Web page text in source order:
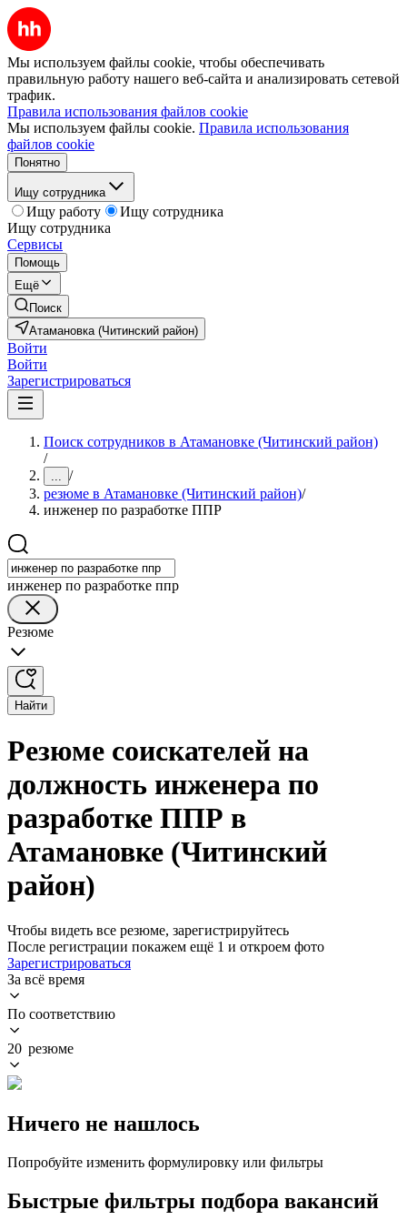
Мы используем файлы cookie, чтобы обеспечивать
правильную работу нашего веб-сайта и анализировать сетевой
трафик.
Правила использования файлов cookie
Мы используем файлы cookie. Правила использования
файлов cookie
Понятно
Ищу сотрудника
Ищу работу
Ищу сотрудника
Ищу сотрудника
Сервисы
Помощь
Ещё
Поиск
Атамановка (Читинский район)
Войти
Войти
Зарегистрироваться
Поиск сотрудников в Атамановке (Читинский район)
/
... /
резюме в Атамановке (Читинский район)/
инженер по разработке ППР
инженер по разработке ппр
Резюме
Найти
Резюме соискателей на
должность инженера по
разработке ППР в
Атамановке (Читинский
район)
Чтобы видеть все резюме, зарегистрируйтесь
После регистрации покажем ещё 1 и откроем фото
Зарегистрироваться
За всё время
По соответствию
20 резюме
Ничего не нашлось
Попробуйте изменить формулировку или фильтры
Быстрые фильтры подбора вакансий